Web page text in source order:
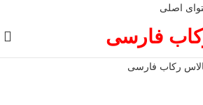
اصلی
فارسی